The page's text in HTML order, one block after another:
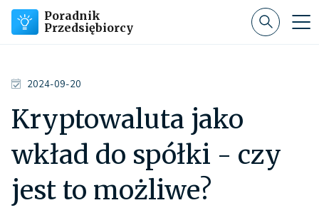
Poradnik
Przedsiębiorcy
2024-09-20
Kryptowaluta jako
wkład do spółki - czy
jest to możliwe?